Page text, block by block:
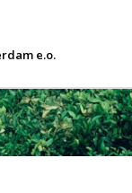
e.o.